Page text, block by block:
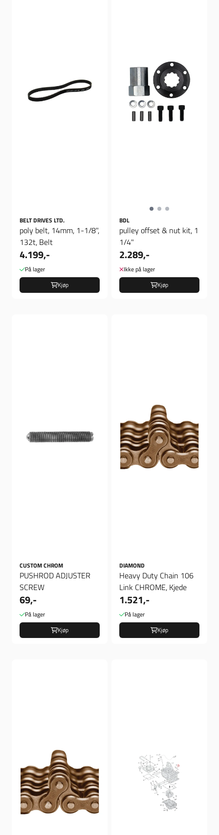
BELT DRIVES LTD.
poly belt, 14mm, 1-1/8",
132t, Belt
4.199,-
På lager
Kjøp
BDL
pulley offset & nut kit, 1
1/4"
2.289,-
Ikke på lager
Kjøp
CUSTOM CHROM
PUSHROD ADJUSTER
SCREW
69,-
På lager
Kjøp
DIAMOND
Heavy Duty Chain 106
Link CHROME, Kjede
1.521,-
På lager
Kjøp